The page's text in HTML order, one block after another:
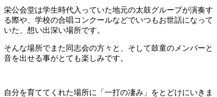
栄公会堂は学生時代入っていた地元の太鼓グループが演奏す
る際や、学校の合唱コンクールなどでいつもお世話になって
いた、想い出深い場所です。
そんな場所でまた同志会の方々と、そして鼓童のメンバーと
音を出せる事がとても楽しみです。
自分を育ててくれた場所に「一打の凄み」をとどけにいきま